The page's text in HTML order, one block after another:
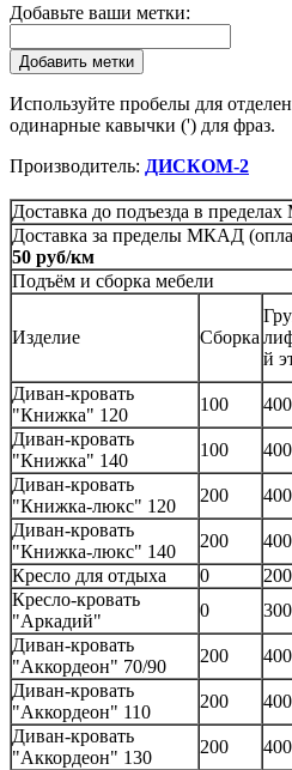
Добавьте ваши метки:
Добавить метки
Используйте пробелы для
одинарные кавычки (') для фраз.
Производитель: ДИСКОМ-2
Доставка до подъезда в
Доставка за пределы МКАД
50 руб/км
Подъём и сборка мебели
Изделие Сборка
й
Диван-кровать
"Книжка" 120
100 400
Диван-кровать
"Книжка" 140
100 400
Диван-кровать
"Книжка-люкс" 120
200 400
Диван-кровать
"Книжка-люкс" 140
200 400
Кресло для отдыха
0 200
Кресло-кровать
"Аркадий"
0 300
Диван-кровать
"Аккордеон" 70/90
200 400
Диван-кровать
"Аккордеон" 110
200 400
Диван-кровать
"Аккордеон" 130
200 400